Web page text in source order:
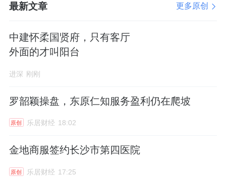
最新文章 更多原创
中建怀柔国贤府，只有客厅
外面的才叫阳台
进深 刚刚
罗韶颖操盘，东原仁知服务盈利仍在爬坡
原创 乐居财经 18:02
金地商服签约长沙市第四医院
原创 乐居财经 17:25